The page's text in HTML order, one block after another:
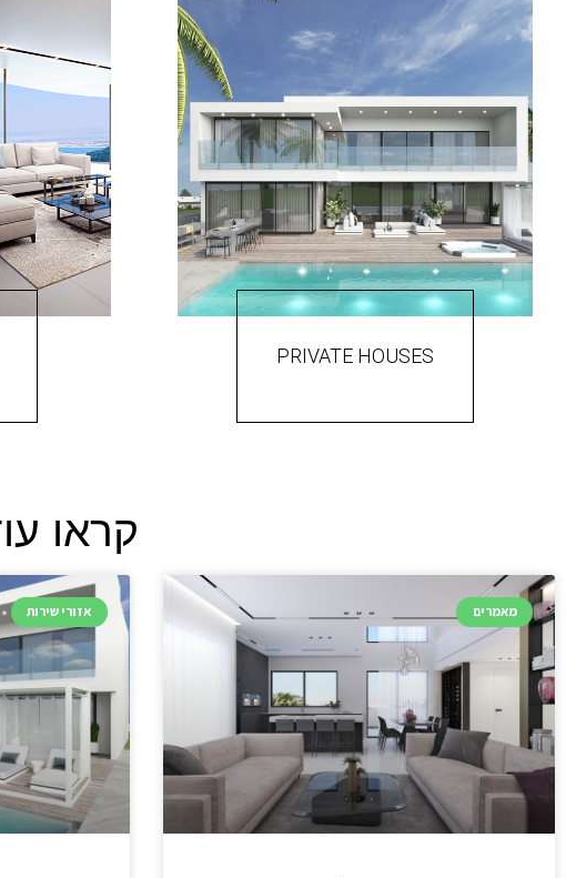
PRIVATE HOUSES
קראו
מאמרים אזורי שירות